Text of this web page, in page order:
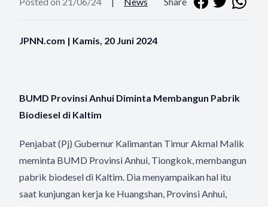
JPNN.com | Kamis, 20 Juni 2024
BUMD Provinsi Anhui Diminta Membangun Pabrik
Biodiesel di Kaltim
Penjabat (Pj) Gubernur Kalimantan Timur Akmal Malik
meminta BUMD Provinsi Anhui, Tiongkok, membangun
pabrik biodesel di Kaltim. Dia menyampaikan hal itu
saat kunjungan kerja ke Huangshan, Provinsi Anhui,